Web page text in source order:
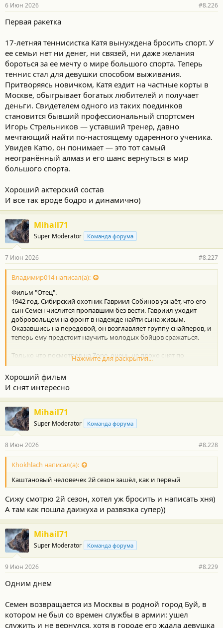
6 Июн 2026 #8.226
Первая ракетка
17-летняя теннисистка Катя вынуждена бросить спорт. У
ее семьи нет ни денег, ни связей, ни даже желания
бороться за ее мечту о мире большого спорта. Теперь
теннис стал для девушки способом выживания.
Притворяясь новичком, Катя ездит на частные корты в
Москве, обыгрывает богатых любителей и получает
деньги. Свидетелем одного из таких поединков
становится бывший профессиональный спортсмен
Игорь Стрельников — уставший тренер, давно
мечтающий найти по-настоящему одаренного ученика.
Увидев Катю, он понимает — это тот самый
неогранённый алмаз и его шанс вернуться в мир
большого спорта.
Хороший актерский состав
И все так вроде бодро и динамично)
Mihail71
Super Moderator Команда форума
7 Июн 2026 #8.227
Владимир014 написал(а):
Фильм "Отец".
1942 год. Сибирский охотник Гавриил Собинов узнаёт, что его
сын Семен числится пропавшим без вести. Гавриил уходит
добровольцем на фронт в надежде найти сына живым.
Оказавшись на передовой, он возглавляет группу снайперов, и
теперь ему предстоит научить молодых бойцов сражаться.
Только что посмотрел на Zone. очень не плохо снят по
современным реалиям. Сначала думал, что опять ремейк
какой то. Но нет, фильм затягивает своим сюжетом.
Рекомендую.
Нажмите для раскрытия...
Хороший фильм
И снят интересно
Mihail71
Super Moderator Команда форума
8 Июн 2026 #8.228
Khokhlach написал(а):
Каштановый человечек 2й сезон зашёл, как и первый
Сижу смотрю 2й сезон, хотел уж бросить и написать хня)
А там как пошла даижуха и развязка супер))
Mihail71
Super Moderator Команда форума
9 Июн 2026 #8.229
Одним днем
Семен возвращается из Москвы в родной город Буй, в
котором не был со времен службы в армии: ушел
служить и не вернулся, хотя в городе его ждала девушка